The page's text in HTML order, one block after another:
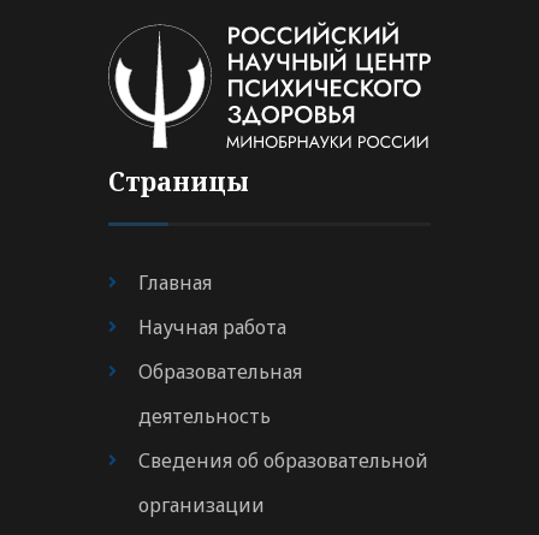
Страницы
Главная
Научная работа
Образовательная
деятельность
Сведения об образовательной
организации